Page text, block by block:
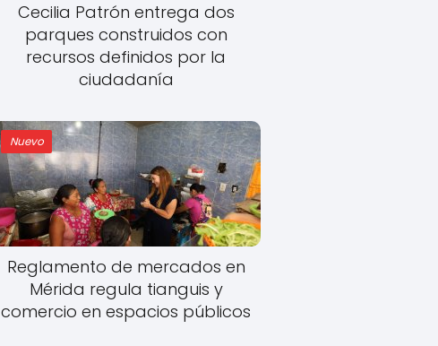
Cecilia Patrón entrega dos
parques construidos con
recursos definidos por la
ciudadanía
Nuevo
Reglamento de mercados en
Mérida regula tianguis y
comercio en espacios públicos